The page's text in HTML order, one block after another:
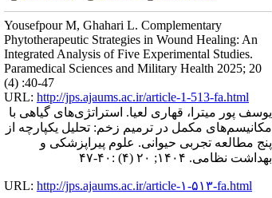
Yousefpour M, Ghahari L. Complementary
Phytotherapeutic Strategies in Wound Healing: An
Integrated Analysis of Five Experimental Studies.
Paramedical Sciences and Military Health 2025; 20
(4) :40-47
URL: http://jps.ajaums.ac.ir/article-1-513-fa.html
یوسف پور میترا، قهاری لعیا. استراتژی‌های گیاهی با
مکانیسم‌های مکمل در ترمیم زخم: تحلیل یکپارچه از
پنج مطالعه تجربی حیوانی. علوم پیراپزشکی و
بهداشت نظامی. ۱۴۰۴; ۲۰ (۴) :۴۰-۴۷
URL: http://jps.ajaums.ac.ir/article-۱-۵۱۳-fa.html